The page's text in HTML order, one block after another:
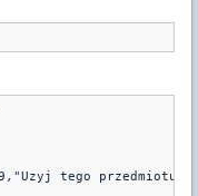
tego